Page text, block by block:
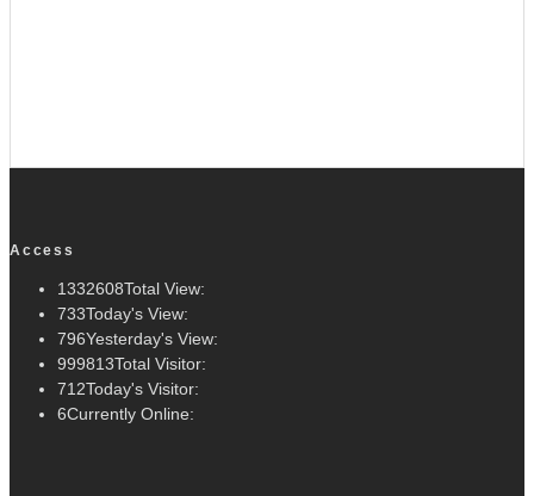
Access
1332608Total View:
733Today's View:
796Yesterday's View:
999813Total Visitor:
712Today's Visitor:
6Currently Online: